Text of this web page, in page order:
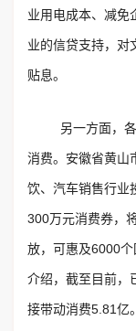
业用电成本、减免
业的信贷支持，对
贴息。
另一方面，
消费。安徽省黄山
饮、汽车销售行业
300万元消费券，
放，可惠及6000
介绍，截至目前，
接带动消费5.81亿